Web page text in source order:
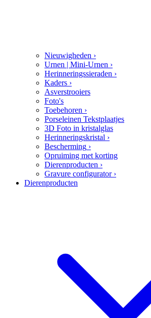
Nieuwigheden ›
Urnen | Mini-Urnen ›
Herinneringssieraden ›
Kaders ›
Asverstrooiers
Foto's
Toebehoren ›
Porseleinen Tekstplaatjes
3D Foto in kristalglas
Herinneringskristal ›
Bescherming ›
Opruiming met korting
Dierenproducten ›
Gravure configurator ›
Dierenproducten